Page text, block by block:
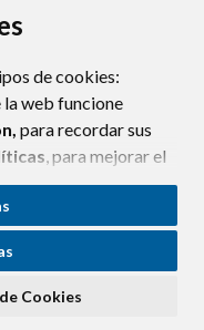
de cookies:
la web funcione
para recordar sus
, para mejorar el
todas”
el botón
técnicas
Cookies